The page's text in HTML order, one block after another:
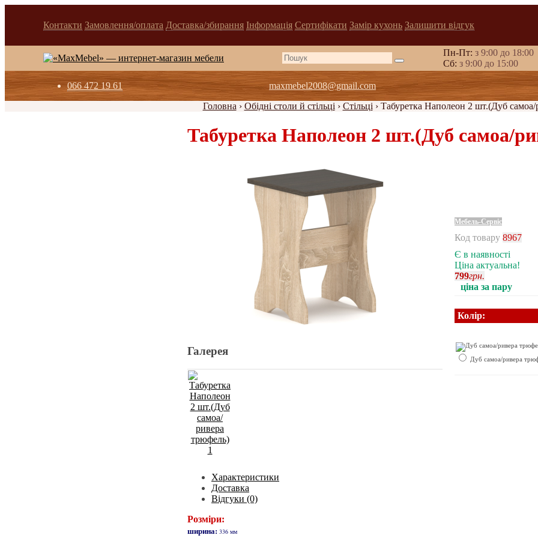
Контакти Замовлення/оплата Доставка/збирання Інформація Сертифікати Замір кухонь Залишити відгук
Пн-Пт: з 9:00 до 18:00
Cб: з 9:00 до 15:00
066 472 19 61 maxmebel2008@gmail.com
Головна › Обідні столи й стільці › Стільці › Табуретка Наполеон 2 шт.(Дуб
Табуретка Наполеон 2 шт.(Дуб самоа/
Галерея
Мебель-Сервіс
Код товару 8967
Є в наявності
Ціна актуальна!
799грн.
ціна за пару
Колір:
Дуб самоа/ривера
Характеристики
Доставка
Відгуки (0)
Розміри:
ширина: 336 мм